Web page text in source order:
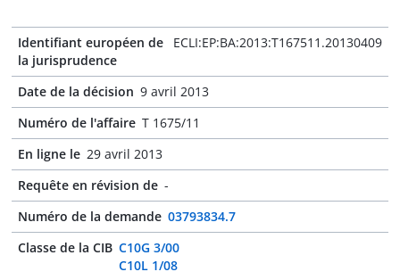
Identifiant européen de
la jurisprudence
ECLI:EP:BA:2013:T167511.20130409
Date de la décision 9 avril 2013
Numéro de l'affaire T 1675/11
En ligne le 29 avril 2013
Requête en révision de -
Numéro de la demande 03793834.7
Classe de la CIB C10G 3/00
C10L 1/08